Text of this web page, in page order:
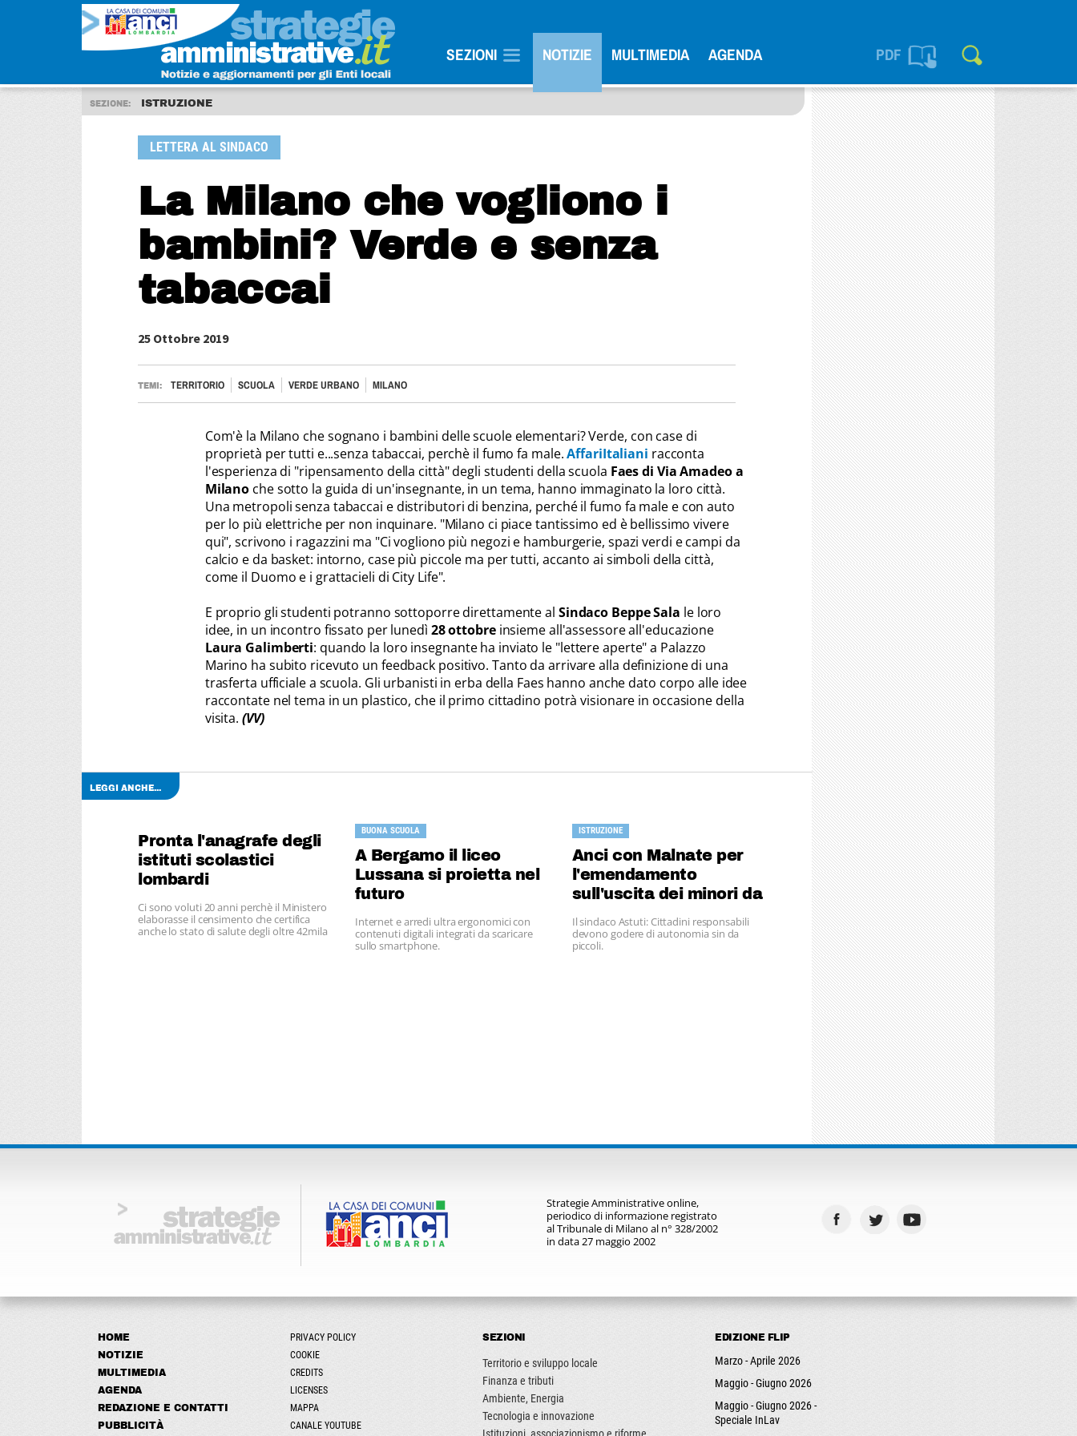
SEZIONI NOTIZIE MULTIMEDIA AGENDA PDF
SEZIONE: ISTRUZIONE
LETTERA AL SINDACO
La Milano che vogliono i
bambini? Verde e senza
tabaccai
25 Ottobre 2019
TEMI: TERRITORIO SCUOLA VERDE URBANO MILANO
Com'è la Milano che sognano i bambini delle scuole elementari? Verde, con case di
proprietà per tutti e...senza tabaccai, perchè il fumo fa male.AffariItaliani racconta
l'esperienza di "ripensamento della città" degli studenti della scuola Faes di Via Amadeo a
Milano che sotto la guida di un'insegnante, in un tema, hanno immaginato la loro città.
Una metropoli senza tabaccai e distributori di benzina, perché il fumo fa male e con auto
per lo più elettriche per non inquinare. "Milano ci piace tantissimo ed è bellissimo vivere
qui", scrivono i ragazzini ma "Ci vogliono più negozi e hamburgerie, spazi verdi e campi da
calcio e da basket: intorno, case più piccole ma per tutti, accanto ai simboli della città,
come il Duomo e i grattacieli di City Life".
E proprio gli studenti potranno sottoporre direttamente al Sindaco Beppe Sala le loro
idee, in un incontro fissato per lunedì 28 ottobreinsieme all'assessore all'educazione
Laura Galimberti: quando la loro insegnante ha inviato le "lettere aperte" a Palazzo
Marino ha subito ricevuto un feedback positivo. Tanto da arrivare alla definizione di una
trasferta ufficiale a scuola. Gli urbanisti in erba della Faes hanno anche dato corpo alle idee
raccontate nel tema in un plastico, che il primo cittadino potrà visionare in occasione della
visita. (VV)
LEGGI ANCHE...
Pronta l'anagrafe degli
istituti scolastici
lombardi
Ci sono voluti 20 anni perchè il Ministero
elaborasse il censimento che certifica
anche lo stato di salute degli oltre 42mila
BUONA SCUOLA
A Bergamo il liceo
Lussana si proietta nel
futuro
Internet e arredi ultra ergonomici con
contenuti digitali integrati da scaricare
sullo smartphone.
ISTRUZIONE
Anci con Malnate per
l'emendamento
sull'uscita dei minori da
Il sindaco Astuti: Cittadini responsabili
devono godere di autonomia sin da
piccoli.
Strategie Amministrative online,
periodico di informazione registrato
al Tribunale di Milano al n° 328/2002
in data 27 maggio 2002
HOME
NOTIZIE
MULTIMEDIA
AGENDA
REDAZIONE E CONTATTI
PUBBLICITÀ
PRIVACY POLICY
COOKIE
CREDITS
LICENSES
MAPPA
CANALE YOUTUBE
SEZIONI
Territorio e sviluppo locale
Finanza e tributi
Ambiente, Energia
Tecnologia e innovazione
EDIZIONE FLIP
Marzo - Aprile 2026
Maggio - Giugno 2026
Maggio - Giugno 2026 -
Speciale InLav